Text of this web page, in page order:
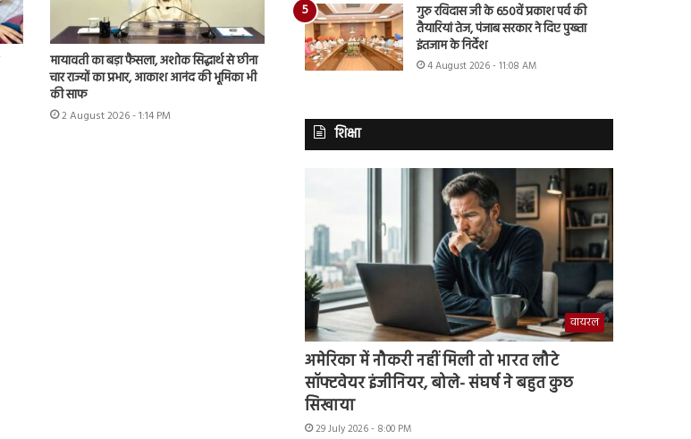
मायावती का बड़ा फैसला, अशोक सिद्धार्थ से छीना
चार राज्यों का प्रभार, आकाश आनंद की भूमिका भी
की साफ
2 August 2026 - 1:14 PM
गुरु रविदास जी के 650वें प्रकाश पर्व की
तैयारियां तेज, पंजाब सरकार ने दिए पुख्ता
इंतजाम के निर्देश
4 August 2026 - 11:08 AM
शिक्षा
वायरल
अमेरिका में नौकरी नहीं मिली तो भारत लौटे
सॉफ्टवेयर इंजीनियर, बोले- संघर्ष ने बहुत कुछ
सिखाया
29 July 2026 - 8:00 PM